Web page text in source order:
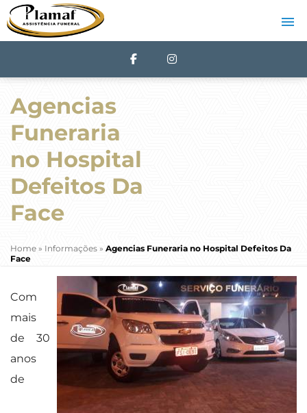
Agencias
Funeraria
no Hospital
Defeitos Da
Face
Home » Informações » Agencias Funeraria no Hospital Defeitos Da
Face
Com
mais
de 30
anos
de